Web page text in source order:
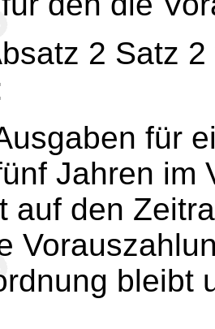
2 Satz
für
Jahren im
auf den
bleibt